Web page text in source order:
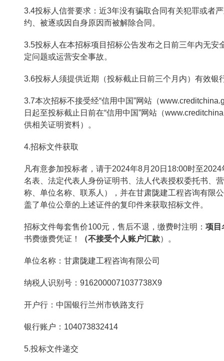
3.4投标人信誉要求：近3年没有骗取合同有关犯罪或者
约、被逐或因自身原因而被解除合同。
3.5投标人在本招标项目招标公告发布之日前三年内无
定问题或运营安全事故。
3.6投标人须提供近期（投标截止日前三个月内）有效银
3.7本次招标不接受经“信用中国”网站（
日起至投标截止日前在“信用中国”网站（
供相关证明资料）。
4.招标文件获取
凡有意参加投标者，请于2024年8月20日18:00时至
名表、法定代表人身份证明书、法人代表授权委托书、
称、单位名称、联系人），并在甘肃陇建工程咨询有限
盖了单位公章的上述证件的复印件来获取招标文件。
招标文件每套售价100元，售后不退，缴费时注明： 项目
书费缴费凭证！
（不接受个人账户汇款）。
单位名称：甘肃陇建工程咨询有限公司
纳税人识别号：9162000071037738X9
开户行：中国银行兰州市铁路支行
银行账户：104073832414
5.投标文件递交